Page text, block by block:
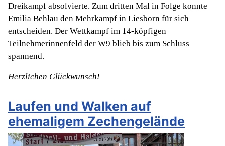
Dreikampf absolvierte. Zum dritten Mal in Folge konnte
Emilia Behlau den Mehrkampf in Liesborn für sich
entscheiden. Der Wettkampf im 14-köpfigen
Teilnehmerinnenfeld der W9 blieb bis zum Schluss
spannend.
Herzlichen Glückwunsch!
Laufen und Walken auf
ehemaligem Zechengelände